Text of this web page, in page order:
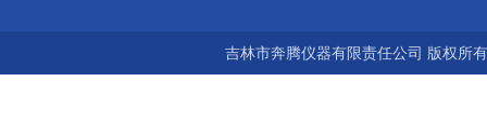
吉林市奔腾仪器有限责任公司 版权所